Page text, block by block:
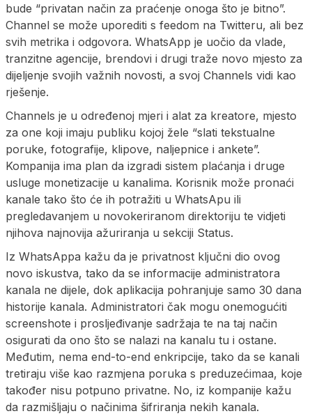
bude “privatan način za praćenje onoga što je bitno”.
Channel se može uporediti s feedom na Twitteru, ali bez
svih metrika i odgovora. WhatsApp je uočio da vlade,
tranzitne agencije, brendovi i drugi traže novo mjesto za
dijeljenje svojih važnih novosti, a svoj Channels vidi kao
rješenje.
Channels je u određenoj mjeri i alat za kreatore, mjesto
za one koji imaju publiku kojoj žele “slati tekstualne
poruke, fotografije, klipove, naljepnice i ankete”.
Kompanija ima plan da izgradi sistem plaćanja i druge
usluge monetizacije u kanalima. Korisnik može pronaći
kanale tako što će ih potražiti u WhatsApu ili
pregledavanjem u novokeriranom direktoriju te vidjeti
njihova najnovija ažuriranja u sekciji Status.
Iz WhatsAppa kažu da je privatnost ključni dio ovog
novo iskustva, tako da se informacije administratora
kanala ne dijele, dok aplikacija pohranjuje samo 30 dana
historije kanala. Administratori čak mogu onemogućiti
screenshote i prosljeđivanje sadržaja te na taj način
osigurati da ono što se nalazi na kanalu tu i ostane.
Međutim, nema end-to-end enkripcije, tako da se kanali
tretiraju više kao razmjena poruka s preduzećimaa, koje
također nisu potpuno privatne. No, iz kompanije kažu
da razmišljaju o načinima šifriranja nekih kanala.